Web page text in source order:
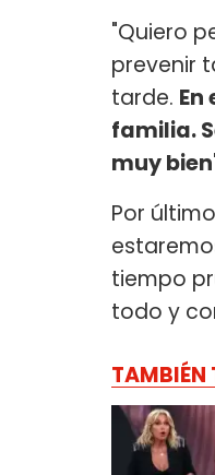
"Quiero
prevenir
tarde.
familia.
muy bien
Por
tiempo
todo y
TAMBIÉN